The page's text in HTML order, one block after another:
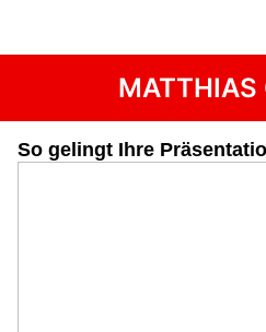
MATTHIAS
So gelingt Ihre